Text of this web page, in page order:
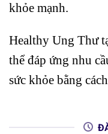
khỏe mạnh.
Healthy Ung Thư
thể đáp ứng nhu
sức khỏe bằng